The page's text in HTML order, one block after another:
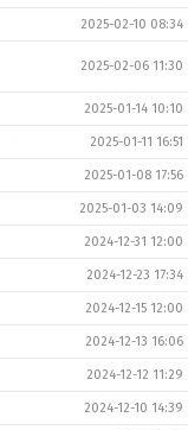
2025-02-10 08:34
2025-02-06 11:30
2025-01-14 10:10
2025-01-11 16:51
2025-01-08 17:56
2025-01-03 14:09
2024-12-31 12:00
2024-12-23 17:34
2024-12-15 12:00
2024-12-13 16:06
2024-12-12 11:29
2024-12-10 14:39